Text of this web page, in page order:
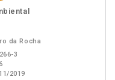
da Rocha
3
2019